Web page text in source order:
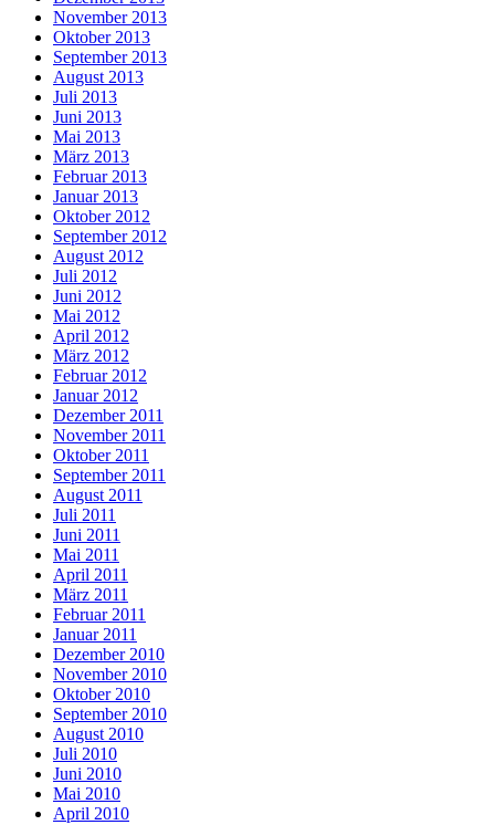
November 2013
Oktober 2013
September 2013
August 2013
Juli 2013
Juni 2013
Mai 2013
März 2013
Februar 2013
Januar 2013
Oktober 2012
September 2012
August 2012
Juli 2012
Juni 2012
Mai 2012
April 2012
März 2012
Februar 2012
Januar 2012
Dezember 2011
November 2011
Oktober 2011
September 2011
August 2011
Juli 2011
Juni 2011
Mai 2011
April 2011
März 2011
Februar 2011
Januar 2011
Dezember 2010
November 2010
Oktober 2010
September 2010
August 2010
Juli 2010
Juni 2010
Mai 2010
April 2010